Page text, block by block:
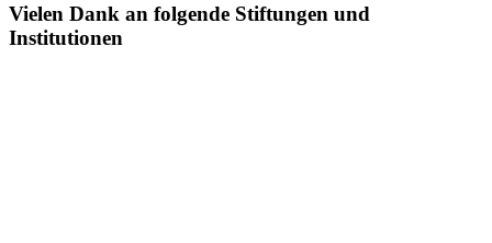
Vielen Dank an folgende Stiftungen und
Institutionen